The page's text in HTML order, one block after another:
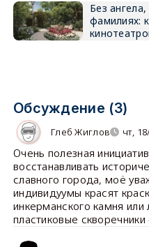
Без
фамилиях:
Обсуждение (3)
Глеб Жиглов чт,
Очень полезная
восстанавливать
славного города, моё
индивидуумы красят
инкерманского камня или
пластиковые скворечники